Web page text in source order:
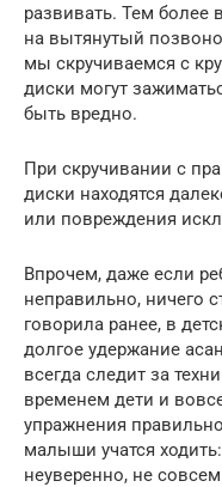
развивать. Тем более
на вытянутый
мы скручиваемся с
диски могут
быть вредно.
При скручивании с
диски находятся
или повреждения
Впрочем, даже если
неправильно, ничего
говорила ранее, в
долгое удержание
всегда следит за
временем дети и
упражнения
малыши учатся
неуверенно, не